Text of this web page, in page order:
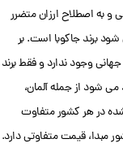
و به اصطلاح ارزان متضرر
شود برند جاکوبا است. بر
وجود ندارد و فقط برند
می شود از جمله آلمان،
در هر کشور متفاوت
مبدا، قیمت متفاوتی دارد.